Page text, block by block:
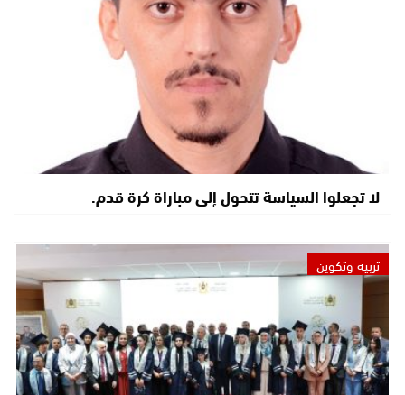
لا تجعلوا السياسة تتحول إلى مباراة كرة قدم.
تربية وتكوين